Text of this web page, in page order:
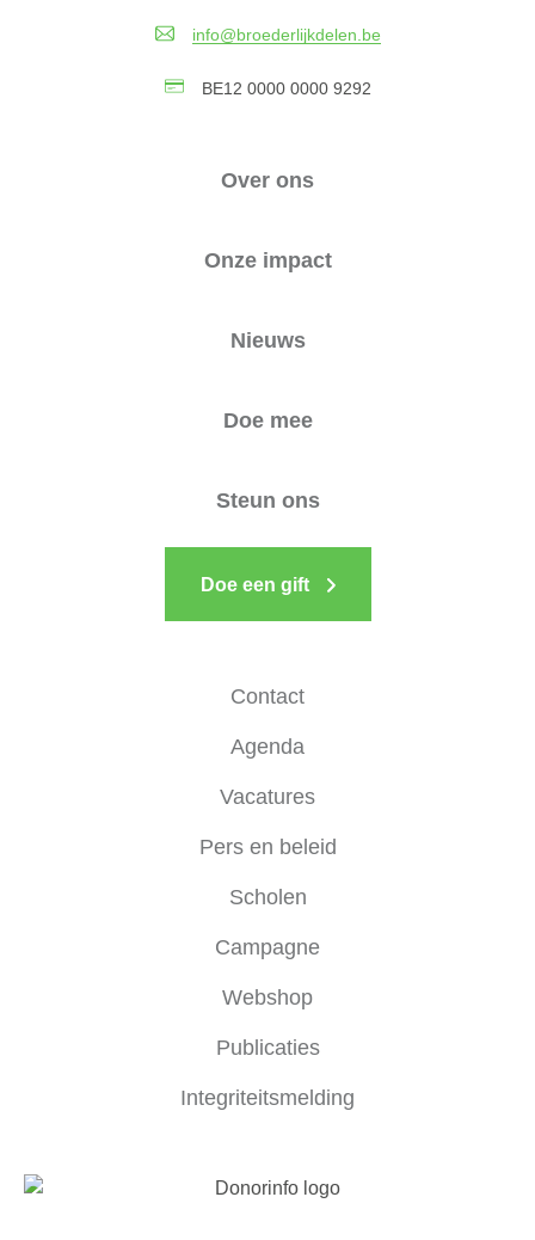
info@broederlijkdelen.be
BE12 0000 0000 9292
Over ons
Onze impact
Nieuws
Doe mee
Steun ons
Doe een gift
Contact
Agenda
Vacatures
Pers en beleid
Scholen
Campagne
Webshop
Publicaties
Integriteitsmelding